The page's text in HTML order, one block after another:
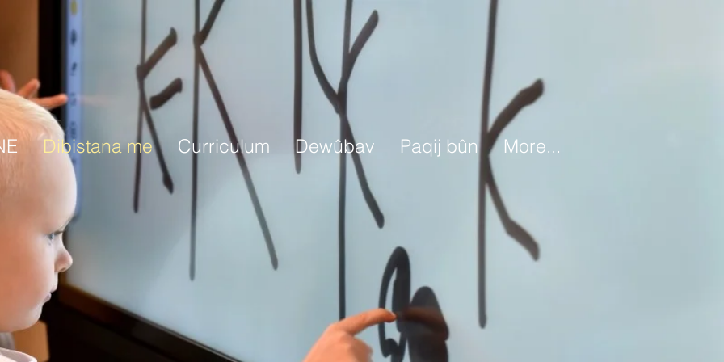
Dibistana me Curriculum Dewûbav Paqij bûn More...